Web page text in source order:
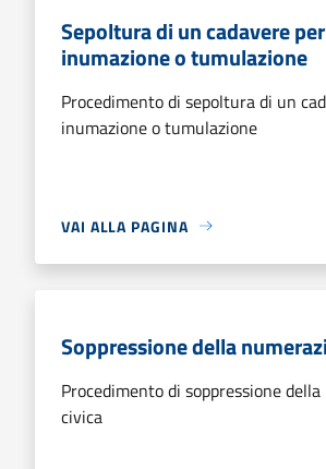
Sepoltura di un cadavere per
inumazione o tumulazione
Procedimento di sepoltura di un
inumazione o tumulazione
VAI ALLA PAGINA
Soppressione della
Procedimento di soppressione
civica